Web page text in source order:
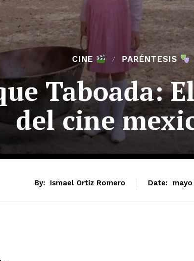
CINE PARÉNTESIS
Taboada:
del cine
By: Ismael Ortiz Romero Date: